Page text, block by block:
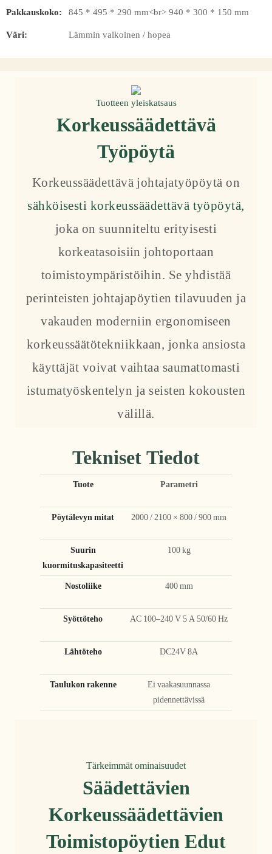
Pakkauskoko: 845 * 495 * 290 mm<br> 940 * 300 * 150 mm
Väri: Lämmin valkoinen / hopea
Tuotteen yleiskatsaus
Korkeussäädettävä
Työpöytä
Korkeussäädettävä johtajatyöpöytä on
sähköisesti korkeussäädettävä työpöytä,
joka on suunniteltu erityisesti
korkeatasoisiin johtoportaan
toimistoympäristöihin. Se yhdistää
perinteisten johtajapöytien tilavuuden ja
vakauden moderniin ergonomiseen
korkeussäätötekniikkaan, jonka ansiosta
käyttäjät voivat vaihtaa saumattomasti
istumatyöskentelyn ja seisten kokousten
välillä.
Tekniset Tiedot
Tuote Parametri
Pöytälevyn mitat 2000 / 2100 × 800 / 900 mm
Suurin
kuormituskapasiteetti
100 kg
Nostoliike 400 mm
Syöttöteho AC 100–240 V 5 A 50/60 Hz
Lähtöteho DC24V 8A
Taulukon rakenne
Ei vaakasuunnassa
pidennettävissä
Tärkeimmät ominaisuudet
Säädettävien
Korkeussäädettävien
Toimistopöytien Edut